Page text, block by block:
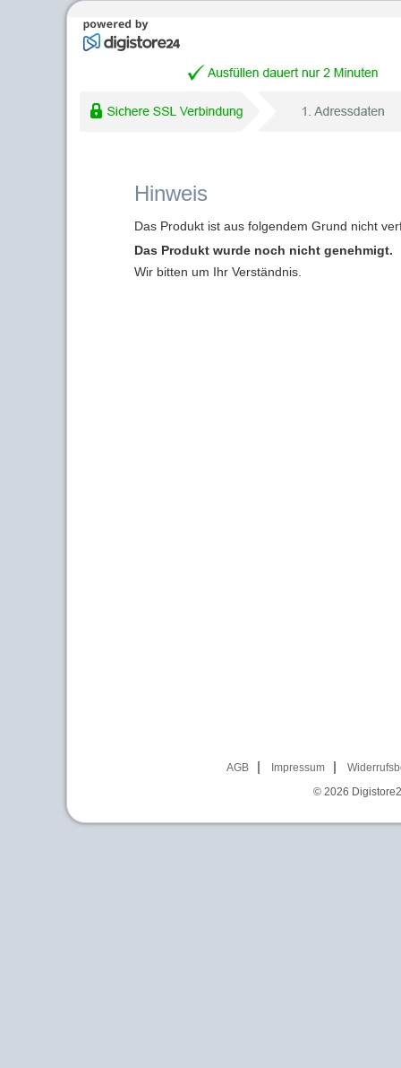
Hinweis
Das Produkt ist aus folgendem Grund nicht
Das Produkt wurde noch nicht genehmigt.
Wir bitten um Ihr Verständnis.
AGB Impressum
© 2026